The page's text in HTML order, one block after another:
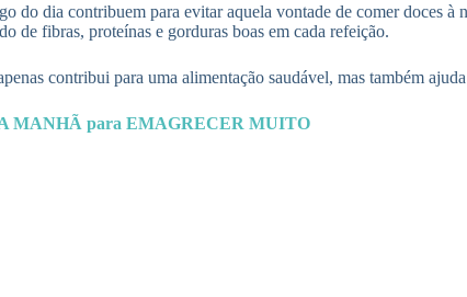
do dia contribuem para evitar aquela vontade de comer doces à
de fibras, proteínas e gorduras boas em cada refeição.
contribui para uma alimentação saudável, mas também
MANHÃ para EMAGRECER MUITO